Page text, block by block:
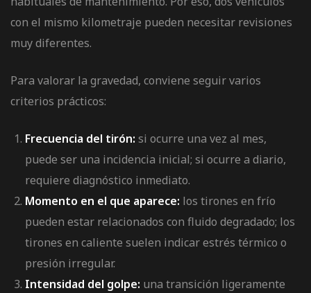
con el mismo kilometraje pueden necesitar revisiones
muy diferentes.
Para valorar la gravedad, conviene seguir varios
criterios prácticos:
Frecuencia del tirón: si ocurre una vez al mes,
puede ser una incidencia inicial; si ocurre a diario,
requiere diagnóstico inmediato.
Momento en el que aparece: los tirones en frío
pueden estar relacionados con fluido degradado; los
tirones en caliente suelen indicar estrés térmico o
presión irregular.
Intensidad del golpe: una transición ligeramente